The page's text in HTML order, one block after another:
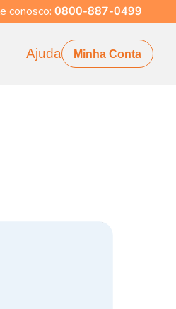
conosco: 0800-887-0499
Ajuda Minha Conta